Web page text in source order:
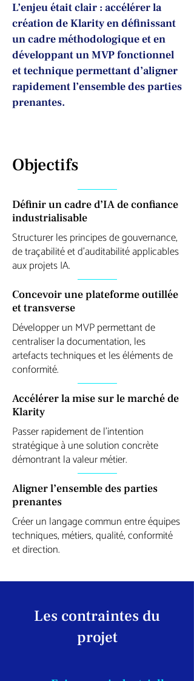
L’enjeu était clair : accélérer la
création de Klarity en définissant
un cadre méthodologique et en
développant un MVP fonctionnel
et technique permettant d’aligner
rapidement l’ensemble des parties
prenantes.
Objectifs
Définir un cadre d’IA de confiance
industrialisable
Structurer les principes de gouvernance,
de traçabilité et d’auditabilité applicables
aux projets IA.
Concevoir une plateforme outillée
et transverse
Développer un MVP permettant de
centraliser la documentation, les
artefacts techniques et les éléments de
conformité.
Accélérer la mise sur le marché de
Klarity
Passer rapidement de l’intention
stratégique à une solution concrète
démontrant la valeur métier.
Aligner l’ensemble des parties
prenantes
Créer un langage commun entre équipes
techniques, métiers, qualité, conformité
et direction.
Les contraintes du
projet